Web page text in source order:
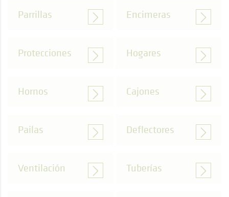
Parrillas Encimeras
Protecciones Hogares
Hornos Cajones
Pailas Deflectores
Ventilación Tuberías